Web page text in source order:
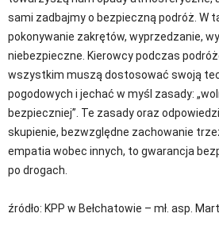
sami zadbajmy o bezpieczną podróż. W
pokonywanie zakrętów, wyprzedzanie,
niebezpieczne. Kierowcy podczas
wszystkim muszą dostosować swoją
pogodowych i jechać w myśl zasady:
bezpieczniej”. Te zasady oraz
skupienie, bezwzględne zachowanie
empatia wobec innych, to gwarancja
po drogach.
źródło: KPP w Bełchatowie – mł. asp.